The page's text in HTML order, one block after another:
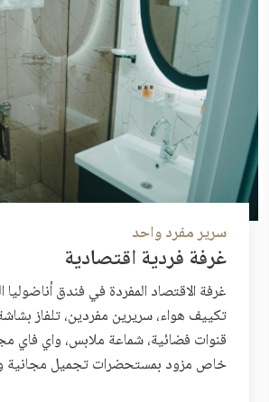
سرير مفرد واحد
غرفة فردية اقتصادية
غرفة الاقتصاد المفردة في فندق أناضوليا
تكييف هواء، سريرين مفردين، تلفاز
قنوات فضائية، شماعة ملابس، واي فاي
خاص مزود بمستحضرات تجميل